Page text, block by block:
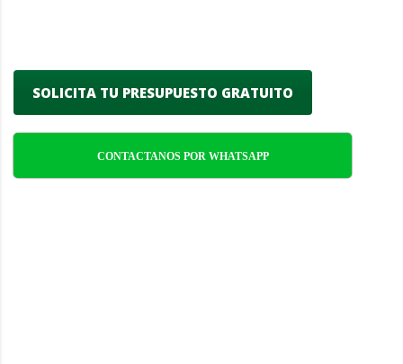
SOLICITA TU PRESUPUESTO GRATUITO
CONTACTANOS POR WHATSAPP